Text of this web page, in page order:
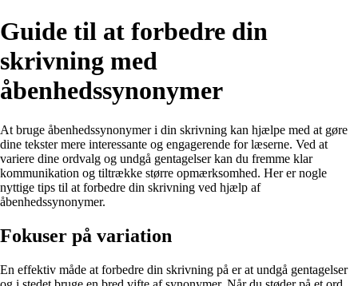
Guide til at forbedre din
skrivning med
åbenhedssynonymer
At bruge åbenhedssynonymer i din skrivning kan hjælpe med at gøre
dine tekster mere interessante og engagerende for læserne. Ved at
variere dine ordvalg og undgå gentagelser kan du fremme klar
kommunikation og tiltrække større opmærksomhed. Her er nogle
nyttige tips til at forbedre din skrivning ved hjælp af
åbenhedssynonymer.
Fokuser på variation
En effektiv måde at forbedre din skrivning på er at undgå gentagelser